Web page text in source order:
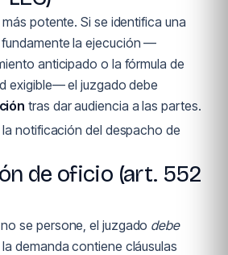
potente. Si se identifica una
fundamente la ejecución —
anticipado o la fórmula de
exigible— el juzgado debe
tras dar audiencia a las partes.
notificación del despacho de
de oficio (art. 552
se persone, el juzgado debe
demanda contiene cláusulas